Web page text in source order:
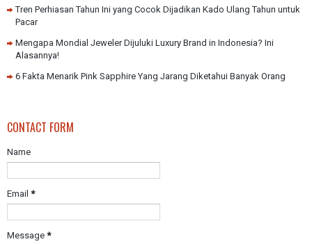
Tren Perhiasan Tahun Ini yang Cocok Dijadikan Kado Ulang Tahun untuk
Pacar
Mengapa Mondial Jeweler Dijuluki Luxury Brand in Indonesia? Ini
Alasannya!
6 Fakta Menarik Pink Sapphire Yang Jarang Diketahui Banyak Orang
CONTACT FORM
Name
Email *
Message *